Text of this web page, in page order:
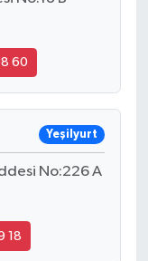
60
Yeşilyurt
No:226 A
18